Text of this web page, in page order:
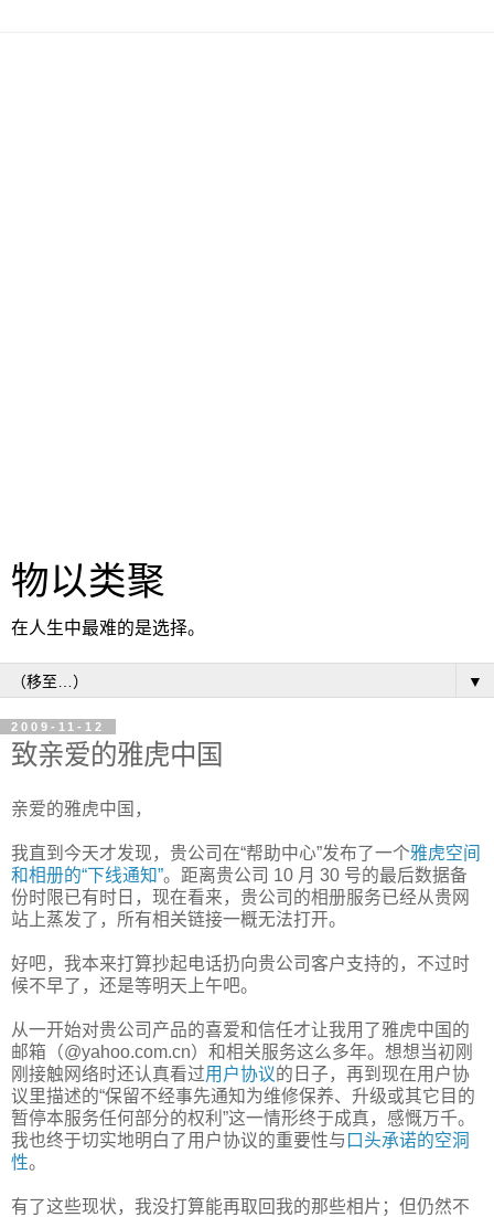
物以类聚
在人生中最难的是选择。
▼
2009-11-12
致亲爱的雅虎中国
亲爱的雅虎中国，
我直到今天才发现，贵公司在“帮助中心”发布了一个雅虎空间
和相册的“下线通知”。距离贵公司 10 月 30 号的最后数据备
份时限已有时日，现在看来，贵公司的相册服务已经从贵网
站上蒸发了，所有相关链接一概无法打开。
好吧，我本来打算抄起电话扔向贵公司客户支持的，不过时
候不早了，还是等明天上午吧。
从一开始对贵公司产品的喜爱和信任才让我用了雅虎中国的
邮箱（@yahoo.com.cn）和相关服务这么多年。想想当初刚
刚接触网络时还认真看过用户协议的日子，再到现在用户协
议里描述的“保留不经事先通知为维修保养、升级或其它目的
暂停本服务任何部分的权利”这一情形终于成真，感慨万千。
我也终于切实地明白了用户协议的重要性与 口头承诺的空洞
性。
有了这些现状，我没打算能再取回我的那些相片；但仍然不